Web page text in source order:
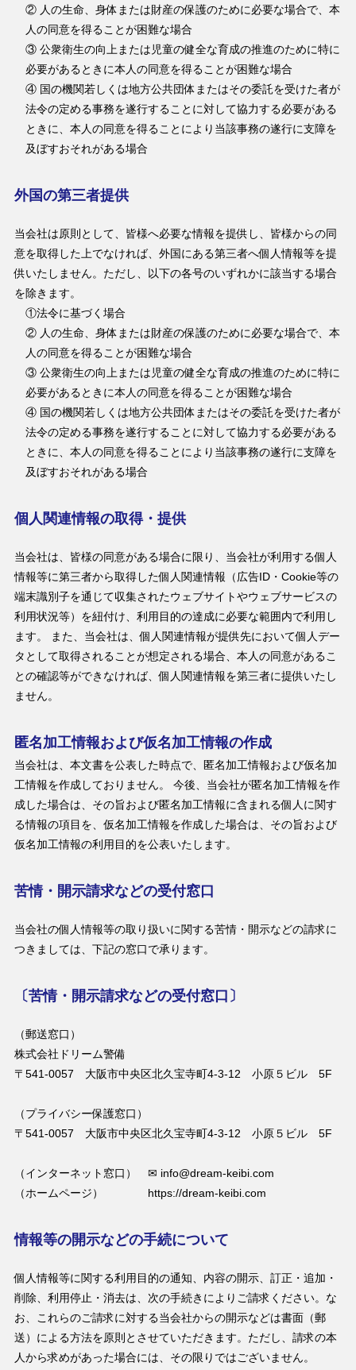
② 人の生命、身体または財産の保護のために必要な場合で、本
人の同意を得ることが困難な場合
③ 公衆衛生の向上または児童の健全な育成の推進のために特に
必要があるときに本人の同意を得ることが困難な場合
④ 国の機関若しくは地方公共団体またはその委託を受けた者が
法令の定める事務を遂行することに対して協力する必要がある
ときに、本人の同意を得ることにより当該事務の遂行に支障を
及ぼすおそれがある場合
外国の第三者提供
当会社は原則として、皆様へ必要な情報を提供し、皆様からの同
意を取得した上でなければ、外国にある第三者へ個人情報等を提
供いたしません。ただし、以下の各号のいずれかに該当する場合
を除きます。
①法令に基づく場合
② 人の生命、身体または財産の保護のために必要な場合で、本
人の同意を得ることが困難な場合
③ 公衆衛生の向上または児童の健全な育成の推進のために特に
必要があるときに本人の同意を得ることが困難な場合
④ 国の機関若しくは地方公共団体またはその委託を受けた者が
法令の定める事務を遂行することに対して協力する必要がある
ときに、本人の同意を得ることにより当該事務の遂行に支障を
及ぼすおそれがある場合
個人関連情報の取得・提供
当会社は、皆様の同意がある場合に限り、当会社が利用する個人
情報等に第三者から取得した個人関連情報（広告ID・Cookie等の
端末識別子を通じて収集されたウェブサイトやウェブサービスの
利用状況等）を紐付け、利用目的の達成に必要な範囲内で利用し
ます。 また、当会社は、個人関連情報が提供先において個人デー
タとして取得されることが想定される場合、本人の同意があるこ
との確認等ができなければ、個人関連情報を第三者に提供いたし
ません。
匿名加工情報および仮名加工情報の作成
当会社は、本文書を公表した時点で、匿名加工情報および仮名加
工情報を作成しておりません。 今後、当会社が匿名加工情報を作
成した場合は、その旨および匿名加工情報に含まれる個人に関す
る情報の項目を、仮名加工情報を作成した場合は、その旨および
仮名加工情報の利用目的を公表いたします。
苦情・開示請求などの受付窓口
当会社の個人情報等の取り扱いに関する苦情・開示などの請求に
つきましては、下記の窓口で承ります。
〔苦情・開示請求などの受付窓口〕
（郵送窓口）
株式会社ドリーム警備
〒541-0057 大阪市中央区北久宝寺町4-3-12 小原５ビル 5F
（プライバシー保護窓口）
〒541-0057 大阪市中央区北久宝寺町4-3-12 小原５ビル 5F
（インターネット窓口） ✉ info@dream-keibi.com
（ホームページ） https://dream-keibi.com
情報等の開示などの手続について
個人情報等に関する利用目的の通知、内容の開示、訂正・追加・
削除、利用停止・消去は、次の手続きによりご請求ください。な
お、これらのご請求に対する当会社からの開示などは書面（郵
送）による方法を原則とさせていただきます。ただし、請求の本
人から求めがあった場合には、その限りではございません。